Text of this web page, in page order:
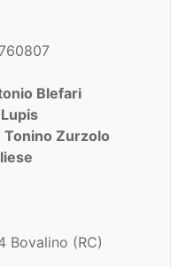
Blefari
Tonino Zurzolo
Bovalino (RC)